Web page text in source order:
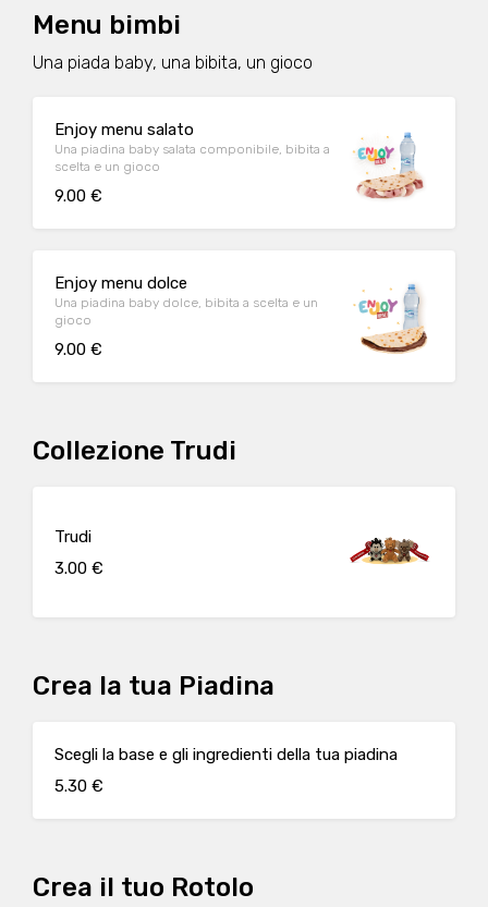
Menu bimbi
Una piada baby, una bibita, un gioco
Enjoy menu salato
Una piadina baby salata componibile, bibita a
scelta e un gioco
9.00 €
Enjoy menu dolce
Una piadina baby dolce, bibita a scelta e un
gioco
9.00 €
Collezione Trudi
Trudi
3.00 €
Crea la tua Piadina
Scegli la base e gli ingredienti della tua piadina
5.30 €
Crea il tuo Rotolo